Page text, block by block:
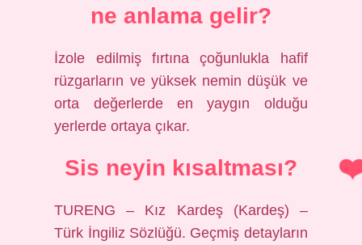
ne anlama gelir?
İzole edilmiş fırtına çoğunlukla hafif
rüzgarların ve yüksek nemin düşük ve
orta değerlerde en yaygın olduğu
yerlerde ortaya çıkar.
Sis neyin kısaltması?
TURENG – Kız Kardeş (Kardeş) –
Türk İngiliz Sözlüğü. Geçmiş detayların